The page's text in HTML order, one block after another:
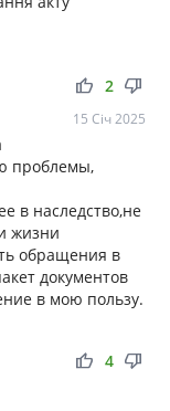
thumb_up thumb_down
2
15 Січ 2025
проблемы,
в наследство,не
жизни
обращения в
документов
в мою пользу.
thumb_up thumb_down
4